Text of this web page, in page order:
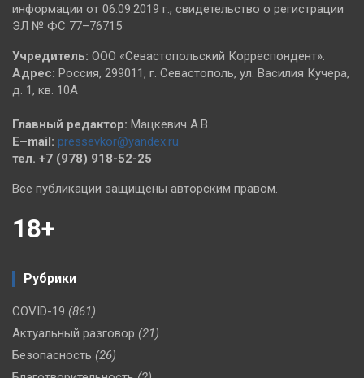
информации от 06.09.2019 г., свидетельство о регистрации
ЭЛ № ФС 77–76715
Учредитель: ООО «Севастопольский Корреспондент».
Адрес: Россия, 299011, г. Севастополь, ул. Василия Кучера,
д. 1, кв. 10А
Главный редактор: Мацкевич А.В.
E–mail: pressevkor@yandex.ru
тел. +7 (978) 918-52-25
Все публикации защищены авторским правом.
18+
Рубрики
COVID-19 (861)
Актуальный разговор (21)
Безопасность (26)